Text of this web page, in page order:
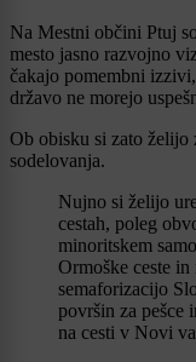
Na Mestni občini Ptuj
mesto jasno razvojno
čakajo pomembni
državo ne morejo
Ob obisku si zato želijo
sodelovanja.
Nujno si želijo
cestah, poleg
minoritskem
Ormoške ceste
semaforizacijo
površin za pešce
na cesti v Novi